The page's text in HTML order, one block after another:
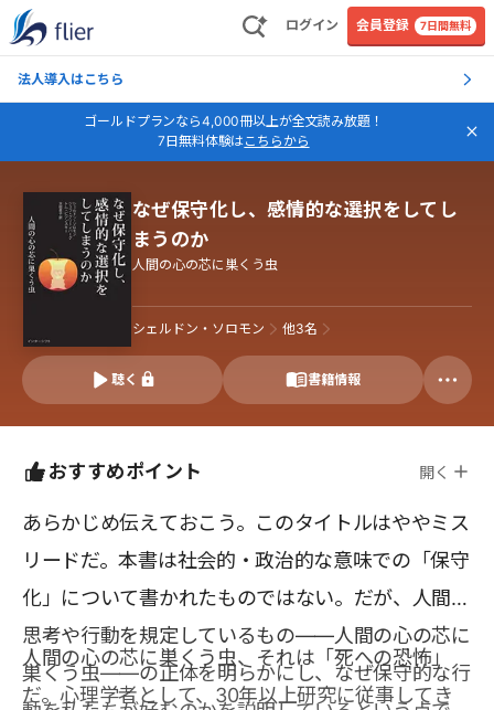
ログイン 会員登録 7日間無料
法人導入はこちら
ゴールドプランなら4,000冊以上が全文読み放題！
7日無料体験はこちらから
なぜ保守化し、感情的な選択をしてし
まうのか
人間の心の芯に巣くう虫
シェルドン・ソロモン 他3名
聴く 書籍情報
おすすめポイント 開く
あらかじめ伝えておこう。このタイトルはややミス
リードだ。本書は社会的・政治的な意味での「保守
化」について書かれたものではない。だが、人間の
思考や行動を規定しているもの――人間の心の芯に
巣くう虫――の正体を明らかにし、なぜ保守的な行
人間の心の芯に巣くう虫、それは「死への恐怖」
だ。心理学者として、30年以上研究に従事してき